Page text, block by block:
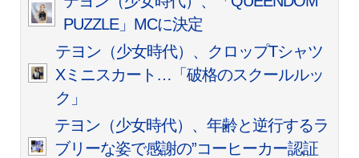
PUZZLE」MCに決定
テヨン（少女時代）、クロップTシャツ
Xミニスカート…「破格のスクールルッ
ク」
テヨン（少女時代）、年齢と逆行するラ
ブリーな姿で感謝の”コーヒーカー認証